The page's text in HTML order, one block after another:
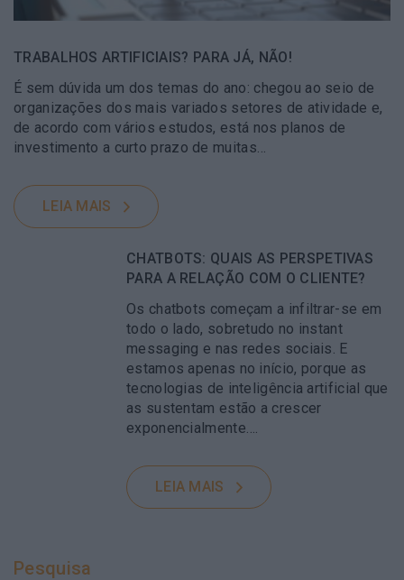
TRABALHOS ARTIFICIAIS? PARA JÁ, NÃO!
É sem dúvida um dos temas do ano: chegou ao seio de
organizações dos mais variados setores de atividade e,
de acordo com vários estudos, está nos planos de
investimento a curto prazo de muitas…
LEIA MAIS
CHATBOTS: QUAIS AS PERSPETIVAS
PARA A RELAÇÃO COM O CLIENTE?
Os chatbots começam a infiltrar-se em
todo o lado, sobretudo no instant
messaging e nas redes sociais. E
estamos apenas no início, porque as
tecnologias de inteligência artificial que
as sustentam estão a crescer
exponencialmente….
LEIA MAIS
Pesquisa